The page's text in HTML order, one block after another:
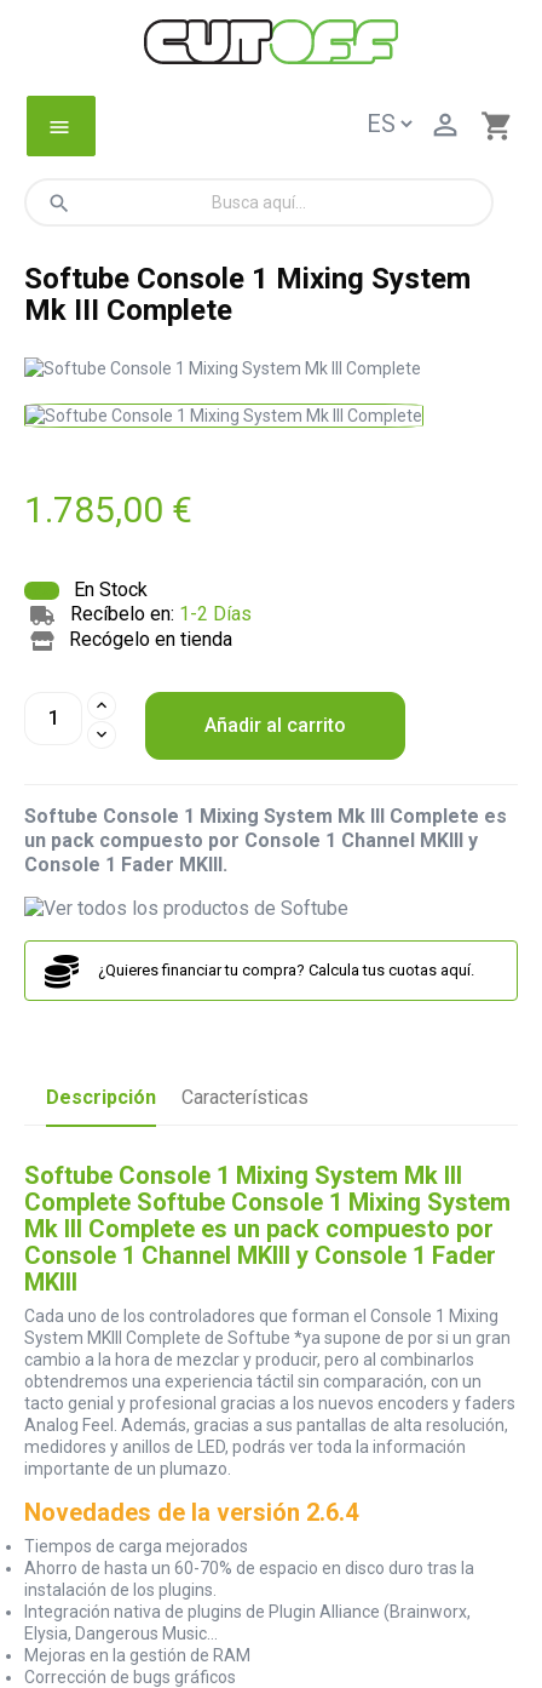
menu shopping_cart

search
Softube Console 1 Mixing System
Mk III Complete
1.785,00 €
En Stock
Recíbelo en: 1-2 Días
Recógelo en tienda
Añadir al carrito
Softube Console 1 Mixing System Mk III Complete es
un pack compuesto por Console 1 Channel MKIII y
Console 1 Fader MKIII.
¿Quieres financiar tu compra? Calcula tus cuotas aquí.
Descripción Características
Softube Console 1 Mixing System Mk III
Complete Softube Console 1 Mixing System
Mk III Complete es un pack compuesto por
Console 1 Channel MKIII y Console 1 Fader
MKIII
Cada uno de los controladores que forman el Console 1 Mixing
System MKIII Complete de Softube *ya supone de por si un gran
cambio a la hora de mezclar y producir, pero al combinarlos
obtendremos una experiencia táctil sin comparación, con un
tacto genial y profesional gracias a los nuevos encoders y faders
Analog Feel. Además, gracias a sus pantallas de alta resolución,
medidores y anillos de LED, podrás ver toda la información
importante de un plumazo.
Novedades de la versión 2.6.4
Tiempos de carga mejorados
Ahorro de hasta un 60-70% de espacio en disco duro tras la
instalación de los plugins.
Integración nativa de plugins de Plugin Alliance (Brainworx,
Elysia, Dangerous Music...
Mejoras en la gestión de RAM
Corrección de bugs gráficos